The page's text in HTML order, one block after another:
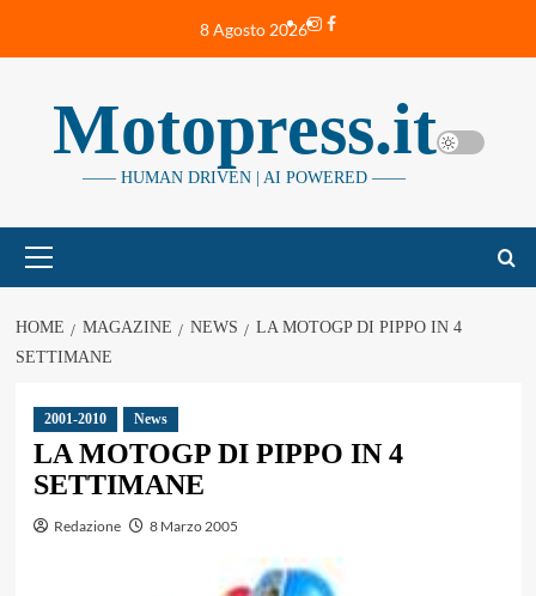
8 Agosto 2026Instagram
Facebook
Motopress.it
—— HUMAN DRIVEN | AI POWERED ——
principale
HOME MAGAZINE NEWS
LA MOTOGP DI PIPPO IN 4
SETTIMANE
2001-2010 News
LA MOTOGP DI PIPPO IN 4
SETTIMANE
Redazione 8 Marzo 2005